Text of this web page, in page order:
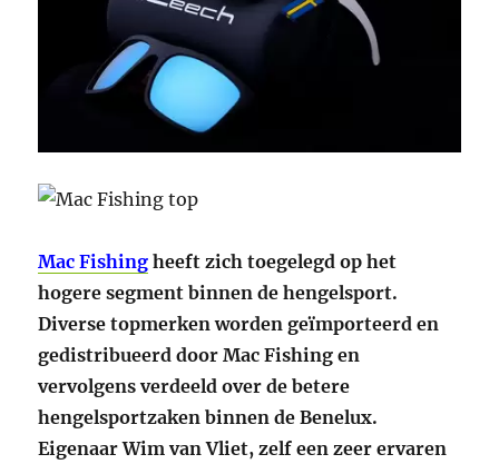
Mac Fishing heeft zich toegelegd op het
hogere segment binnen de hengelsport.
Diverse topmerken worden geïmporteerd en
gedistribueerd door Mac Fishing en
vervolgens verdeeld over de betere
hengelsportzaken binnen de Benelux.
Eigenaar Wim van Vliet, zelf een zeer ervaren